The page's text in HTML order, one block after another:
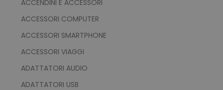
ACCENDINI E ACCESSORI
ACCESSORI COMPUTER
ACCESSORI SMARTPHONE
ACCESSORI VIAGGI
ADATTATORI AUDIO
ADATTATORI USB